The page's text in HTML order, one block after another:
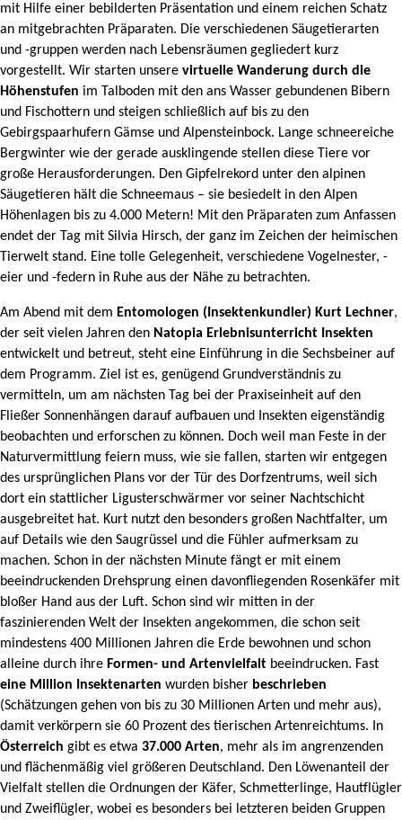
mit Hilfe einer bebilderten Präsentation und einem reichen Schatz
an mitgebrachten Präparaten. Die verschiedenen Säugetierarten
und -gruppen werden nach Lebensräumen gegliedert kurz
vorgestellt. Wir starten unsere virtuelle Wanderung durch die
Höhenstufen im Talboden mit den ans Wasser gebundenen Bibern
und Fischottern und steigen schließlich auf bis zu den
Gebirgspaarhufern Gämse und Alpensteinbock. Lange schneereiche
Bergwinter wie der gerade ausklingende stellen diese Tiere vor
große Herausforderungen. Den Gipfelrekord unter den alpinen
Säugetieren hält die Schneemaus – sie besiedelt in den Alpen
Höhenlagen bis zu 4.000 Metern! Mit den Präparaten zum Anfassen
endet der Tag mit Silvia Hirsch, der ganz im Zeichen der heimischen
Tierwelt stand. Eine tolle Gelegenheit, verschiedene Vogelnester, -
eier und -federn in Ruhe aus der Nähe zu betrachten.
Am Abend mit dem Entomologen (Insektenkundler) Kurt Lechner,
der seit vielen Jahren den Natopia Erlebnisunterricht Insekten
entwickelt und betreut, steht eine Einführung in die Sechsbeiner auf
dem Programm. Ziel ist es, genügend Grundverständnis zu
vermitteln, um am nächsten Tag bei der Praxiseinheit auf den
Fließer Sonnenhängen darauf aufbauen und Insekten eigenständig
beobachten und erforschen zu können. Doch weil man Feste in der
Naturvermittlung feiern muss, wie sie fallen, starten wir entgegen
des ursprünglichen Plans vor der Tür des Dorfzentrums, weil sich
dort ein stattlicher Ligusterschwärmer vor seiner Nachtschicht
ausgebreitet hat. Kurt nutzt den besonders großen Nachtfalter, um
auf Details wie den Saugrüssel und die Fühler aufmerksam zu
machen. Schon in der nächsten Minute fängt er mit einem
beeindruckenden Drehsprung einen davonfliegenden Rosenkäfer mit
bloßer Hand aus der Luft. Schon sind wir mitten in der
faszinierenden Welt der Insekten angekommen, die schon seit
mindestens 400 Millionen Jahren die Erde bewohnen und schon
alleine durch ihre Formen- und Artenvielfalt beeindrucken. Fast
eine Million Insektenarten wurden bisher beschrieben
(Schätzungen gehen von bis zu 30 Millionen Arten und mehr aus),
damit verkörpern sie 60 Prozent des tierischen Artenreichtums. In
Österreich gibt es etwa 37.000 Arten, mehr als im angrenzenden
und flächenmäßig viel größeren Deutschland. Den Löwenanteil der
Vielfalt stellen die Ordnungen der Käfer, Schmetterlinge, Hautflügler
und Zweiflügler, wobei es besonders bei letzteren beiden Gruppen